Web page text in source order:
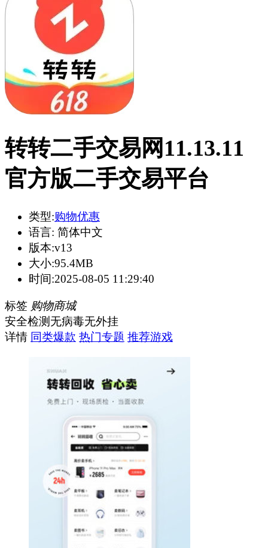
转转二手交易网11.13.11
官方版二手交易平台
类型:购物优惠
语言: 简体中文
版本:v13
大小:95.4MB
时间:2025-08-05 11:29:40
标签 购物商城
安全检测 无病毒无外挂
详情 同类爆款 热门专题 推荐游戏